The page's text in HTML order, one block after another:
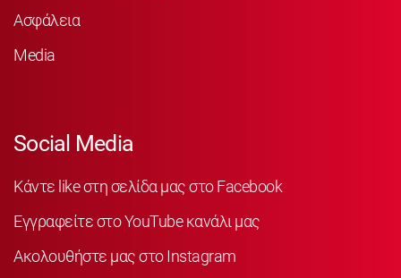
Ασφάλεια
Media
Social Media
Κάντε like στη σελίδα μας στο Facebook
Εγγραφείτε στο YouTube κανάλι μας
Ακολουθήστε μας στο Instagram